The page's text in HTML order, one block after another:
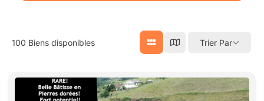
100 Biens disponibles Trier Par